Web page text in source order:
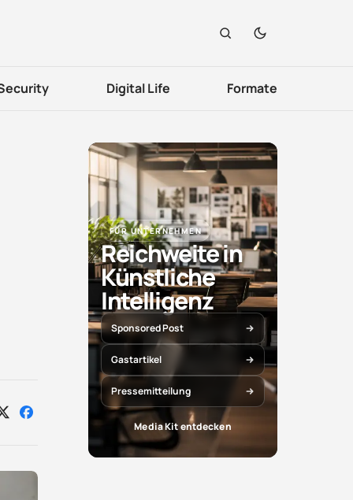
Digital Life Formate
Auf Auf
FÜR UNTERNEHMEN
Reichweite in
Künstliche
Intelligenz
Sponsored Post
Gastartikel
Pressemitteilung
Media Kit entdecken